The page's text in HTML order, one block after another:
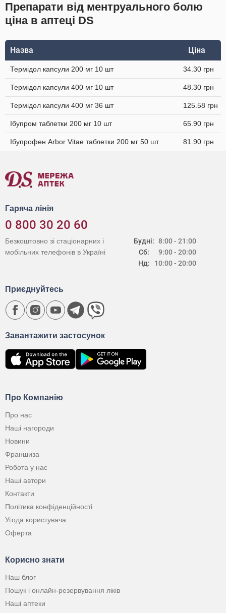
Препарати від ментруального болю
ціна в аптеці DS
Назва Ціна
Термідол капсули 200 мг 10 шт 34.30 грн
Термідол капсули 400 мг 10 шт 48.30 грн
Термідол капсули 400 мг 36 шт 125.58 грн
Ібупром таблетки 200 мг 10 шт 65.90 грн
Ібупрофен Arbor Vitae таблетки 200 мг 50 шт 81.90 грн
Гаряча лінія
0 800 30 20 60
Будні:
Сб:
Нд:
8:00 - 21:00
9:00 - 20:00
10:00 - 20:00
Безкоштовно зі стаціонарних і
мобільних телефонів в Україні
Про Компанію
Про нас
Наші нагороди
Новини
Франшиза
Робота у нас
Наші автори
Контакти
Політика конфіденційності
Угода користувача
Оферта
Корисно знати
Наш блог
Пошук і онлайн-резервування ліків
Наші аптеки
Завантажити застосунок
Приєднуйтесь